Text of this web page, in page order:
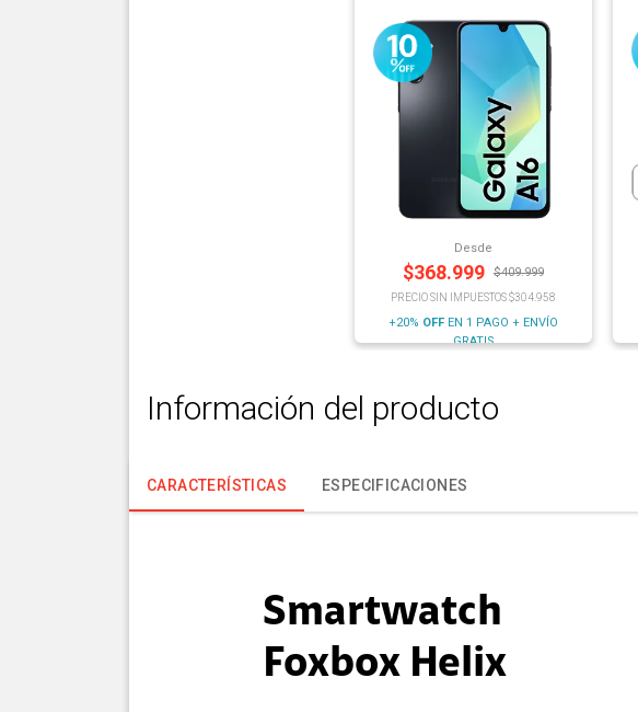
Desde
$368.999 $409.999
PRECIO SIN IMPUESTOS $304.958
+20% OFF EN 1 PAGO + ENVÍO
GRATIS
Información del producto
CARACTERÍSTICAS ESPECIFICACIONES
Smartwatch
Foxbox Helix